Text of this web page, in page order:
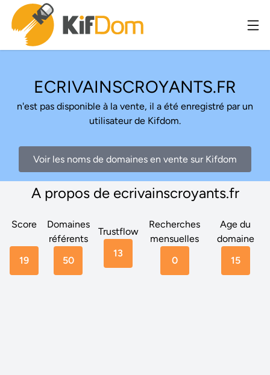
ECRIVAINSCROYANTS.FR
n'est pas disponible à la vente, il a été enregistré par un
utilisateur de Kifdom.
Voir les noms de domaines en vente sur Kifdom
A propos de ecrivainscroyants.fr
Score
19
Domaines
référents
50
Trustflow
13
Recherches
mensuelles
0
Age du
domaine
15